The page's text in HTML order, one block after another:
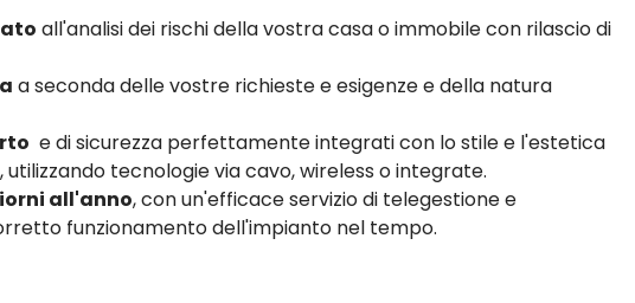
all'analisi dei rischi della vostra casa o immobile con rilascio di
a seconda delle vostre richieste e esigenze e della natura
e di sicurezza perfettamente integrati con lo stile e l'estetica
tecnologie via cavo, wireless o integrate.
all'anno, con un'efficace servizio di telegestione e
funzionamento dell'impianto nel tempo.